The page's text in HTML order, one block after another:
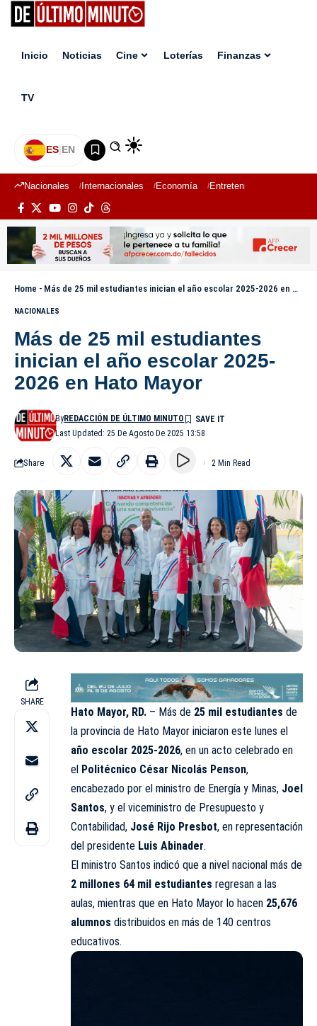
Inicio Noticias Cine Loterías Finanzas
TV
ES|EN
Nacionales Internacionales Economía Entretenimiento
Home - Más de 25 mil estudiantes inician el año escolar 2025-2026 en Hato Mayor
NACIONALES
Más de 25 mil estudiantes
inician el año escolar 2025-
2026 en Hato Mayor
Last Updated: 25 De Agosto De 2025 13:58
ByREDACCIÓN DE ÚLTIMO MINUTO
Share 2 Min Read
SHARE
Hato Mayor, RD. – Más de 25 mil estudiantes de
la provincia de Hato Mayor iniciaron este lunes el
año escolar 2025-2026, en un acto celebrado en
el Politécnico César Nicolás Penson,
encabezado por el ministro de Energía y Minas, Joel
Santos, y el viceministro de Presupuesto y
Contabilidad, José Rijo Presbot, en representación
del presidente Luis Abinader.
El ministro Santos indicó que a nivel nacional más de
2 millones 64 mil estudiantes regresan a las
aulas, mientras que en Hato Mayor lo hacen 25,676
alumnos distribuidos en más de 140 centros
educativos.